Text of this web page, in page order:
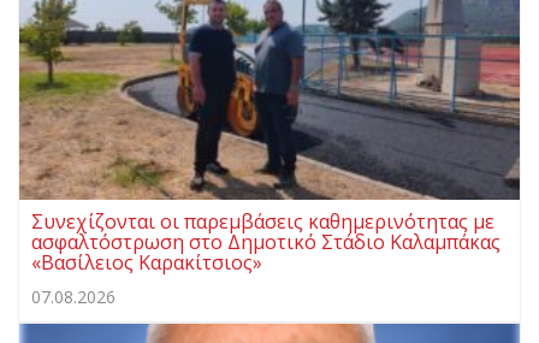
Συνεχίζονται οι παρεμβάσεις καθημερινότητας με
ασφαλτόστρωση στο Δημοτικό Στάδιο Καλαμπάκας
«Βασίλειος Καρακίτσιος»
07.08.2026